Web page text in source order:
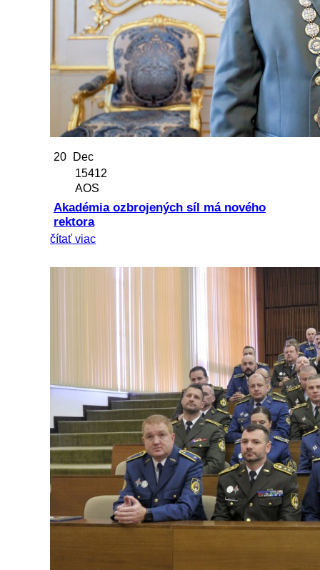
20
Dec
15412
AOS
Akadémia ozbrojených síl má nového
rektora
čítať viac